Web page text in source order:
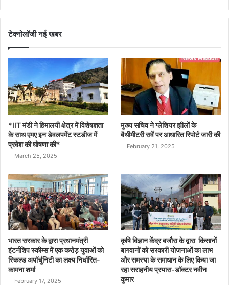
टेक्नोलॉजी नई खबर
*IIT मंडी ने हिमालयी क्षेत्र में विशेषज्ञता
के साथ एमए इन डेवलपमेंट स्टडीज में
प्रवेश की घोषणा की*
March 25, 2025
मुख्य सचिव ने ग्लेशियर झीलों के
बैथीमीटरी सर्वे पर आधारित रिपोर्ट जारी की
February 21, 2025
भारत सरकार के द्वारा प्रधानमंत्री
इंटर्नशिप स्कीम्स में एक करोड़ युवाओं को
स्किल्ड अपॉर्चुनिटी का लक्ष्य निर्धारित-
कामना शर्मा
February 17, 2025
कृषि विज्ञान केंद्र बजौरा के द्वारा किसानों
बागवानों को सरकारी योजनाओं का लाभ
और समस्या के समाधान के लिए किया जा
रहा सराहनीय प्रयास-डॉक्टर नवीन
कुमार